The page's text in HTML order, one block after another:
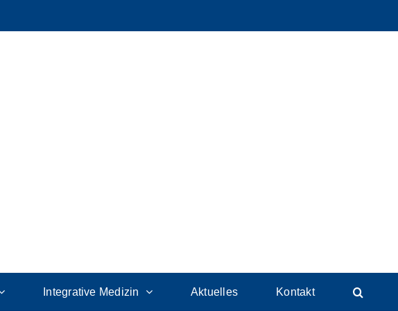
Integrative Medizin Aktuelles Kontakt